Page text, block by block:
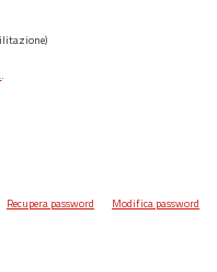
.
Recupera password Modifica password